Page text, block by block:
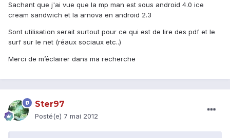
Sachant que j'ai vue que la mp man est sous android 4.0 ice
cream sandwich et la arnova en android 2.3
Sont utilisation serait surtout pour ce qui est de lire des pdf et le
surf sur le net (réaux sociaux etc..)
Merci de m’éclairer dans ma recherche
Ster97
Posté(e) 7 mai 2012